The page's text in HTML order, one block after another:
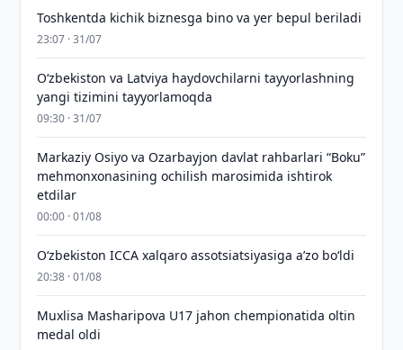
Toshkentda kichik biznesga bino va yer bepul beriladi
23:07 · 31/07
Oʻzbekiston va Latviya haydovchilarni tayyorlashning
yangi tizimini tayyorlamoqda
09:30 · 31/07
Markaziy Osiyo va Ozarbayjon davlat rahbarlari “Boku”
mehmonxonasining ochilish marosimida ishtirok
etdilar
00:00 · 01/08
O‘zbekiston ICCA xalqaro assotsiatsiyasiga aʼzo bo‘ldi
20:38 · 01/08
Muxlisa Masharipova U17 jahon chempionatida oltin
medal oldi